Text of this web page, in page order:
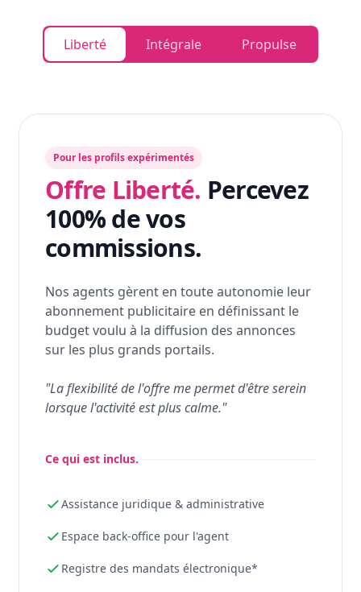
Liberté Intégrale Propulse
Pour les profils expérimentés
Offre Liberté. Percevez
100% de vos
commissions.
Nos agents gèrent en toute autonomie leur
abonnement publicitaire en définissant le
budget voulu à la diffusion des annonces
sur les plus grands portails.
"La flexibilité de l'offre me permet d'être serein
lorsque l'activité est plus calme."
Ce qui est inclus.
Assistance juridique & administrative
Espace back-office pour l'agent
Registre des mandats électronique*